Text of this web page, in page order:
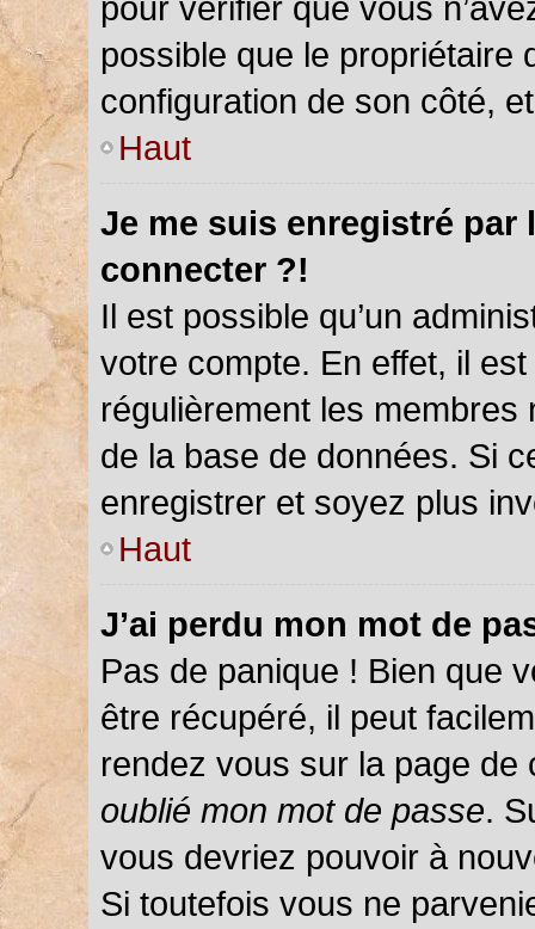
possible que le propriétaire
configuration de son côté,
Haut
Je me suis enregistré par
connecter ?!
Il est possible qu’un
votre compte. En effet, il
régulièrement les
de la base de données. Si
enregistrer et soyez plus
Haut
J’ai perdu mon mot de
Pas de panique ! Bien que
être récupéré, il peut
rendez vous sur la page
oublié mon mot de passe.
vous devriez pouvoir à
Si toutefois vous ne